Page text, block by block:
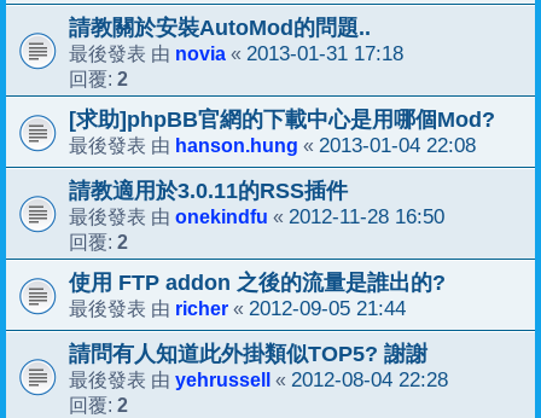
請教關於安裝AutoMod的問題..
最後發表 由 novia « 2013-01-31 17:18
回覆: 2
[求助]phpBB官網的下載中心是用哪個Mod?
最後發表 由 hanson.hung « 2013-01-04 22:08
請教適用於3.0.11的RSS插件
最後發表 由 onekindfu « 2012-11-28 16:50
回覆: 2
使用 FTP addon 之後的流量是誰出的?
最後發表 由 richer « 2012-09-05 21:44
請問有人知道此外掛類似TOP5? 謝謝
最後發表 由 yehrussell « 2012-08-04 22:28
回覆: 2